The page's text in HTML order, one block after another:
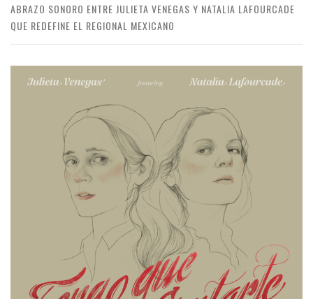
ABRAZO SONORO ENTRE JULIETA VENEGAS Y NATALIA LAFOURCADE
QUE REDEFINE EL REGIONAL MEXICANO